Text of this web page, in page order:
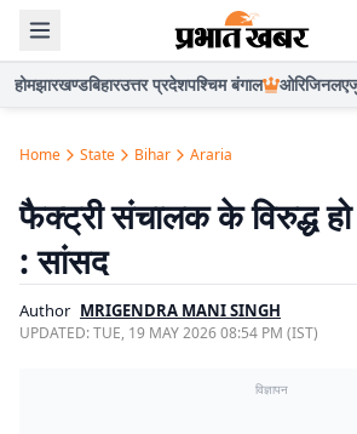
होमझारखण्डबिहारउत्तर प्रदेशपश्चिम बंगाल ओरिजिनल
Home State Bihar Araria
फैक्ट्री संचालक के विरुद्ध हो
: सांसद
Author MRIGENDRA MANI SINGH
UPDATED:TUE, 19 MAY 2026 08:54 PM (IST)
विज्ञापन